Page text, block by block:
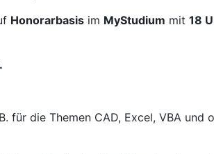
Honorarbasis im MyStudium mit 18
für die Themen CAD, Excel, VBA und